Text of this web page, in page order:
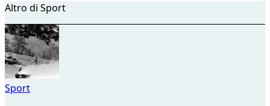
Altro di Sport
Sport